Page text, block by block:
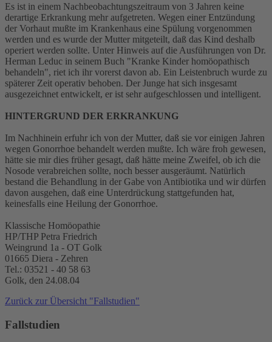
Es ist in einem Nachbeobachtungszeitraum von 3 Jahren keine
derartige Erkrankung mehr aufgetreten. Wegen einer Entzündung
der Vorhaut mußte im Krankenhaus eine Spülung vorgenommen
werden und es wurde der Mutter mitgeteilt, daß das Kind deshalb
operiert werden sollte. Unter Hinweis auf die Ausführungen von Dr.
Herman Leduc in seinem Buch "Kranke Kinder homöopathisch
behandeln", riet ich ihr vorerst davon ab. Ein Leistenbruch wurde zu
späterer Zeit operativ behoben. Der Junge hat sich insgesamt
ausgezeichnet entwickelt, er ist sehr aufgeschlossen und intelligent.
HINTERGRUND DER ERKRANKUNG
Im Nachhinein erfuhr ich von der Mutter, daß sie vor einigen Jahren
wegen Gonorrhoe behandelt werden mußte. Ich wäre froh gewesen,
hätte sie mir dies früher gesagt, daß hätte meine Zweifel, ob ich die
Nosode verabreichen sollte, noch besser ausgeräumt. Natürlich
bestand die Behandlung in der Gabe von Antibiotika und wir dürfen
davon ausgehen, daß eine Unterdrückung stattgefunden hat,
keinesfalls eine Heilung der Gonorrhoe.
Klassische Homöopathie
HP/THP Petra Friedrich
Weingrund 1a - OT Golk
01665 Diera - Zehren
Tel.: 03521 - 40 58 63
Golk, den 24.08.04
Zurück zur Übersicht "Fallstudien"
Fallstudien